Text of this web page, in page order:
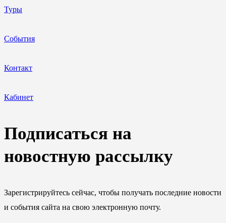
Туры
События
Контакт
Кабинет
Подписаться на
новостную рассылку
Зарегистрируйтесь сейчас, чтобы получать последние новости
и события сайта на свою электронную почту.